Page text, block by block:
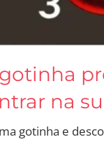
na
gotinha e